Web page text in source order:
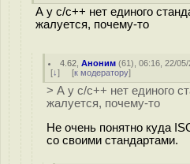
А у с/с++ нет единого
жалуется, почему-то
4.62 ,Аноним (61), 06:16, 22/
[↓] [к модератору]
> А у с/с++ нет единого
жалуется, почему-то
Не очень понятно куда
со своими стандартами.